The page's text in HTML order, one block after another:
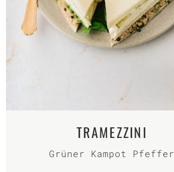
TRAMEZZINI
Grüner Kampot Pfeffer